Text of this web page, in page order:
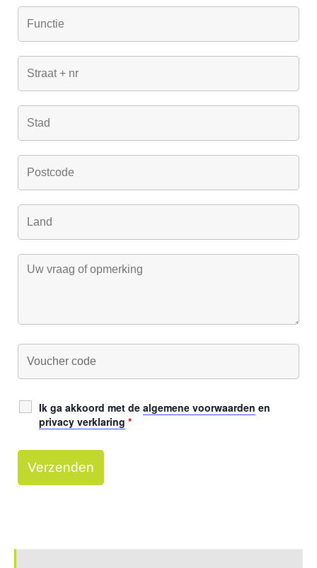
Ik ga akkoord met de algemene voorwaarden en
privacy verklaring *